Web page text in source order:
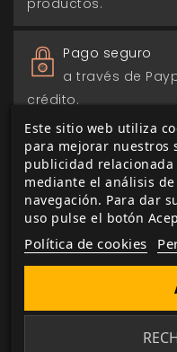
productos.
Pago seguro
a través de
crédito.
Entrega 24/48h
para envios
Biblioteca digital
actualizada
o comprados.
Este sitio web utiliza
para mejorar nuestros
publicidad
mediante el análisis
navegación. Para dar
uso pulse el botón
Política de cookies